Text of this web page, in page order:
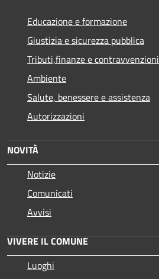
Educazione e formazione
Giustizia e sicurezza pubblica
Tributi,finanze e contravvenzioni
Ambiente
Salute, benessere e assistenza
Autorizzazioni
NOVITÀ
Notizie
Comunicati
Avvisi
VIVERE IL COMUNE
Luoghi